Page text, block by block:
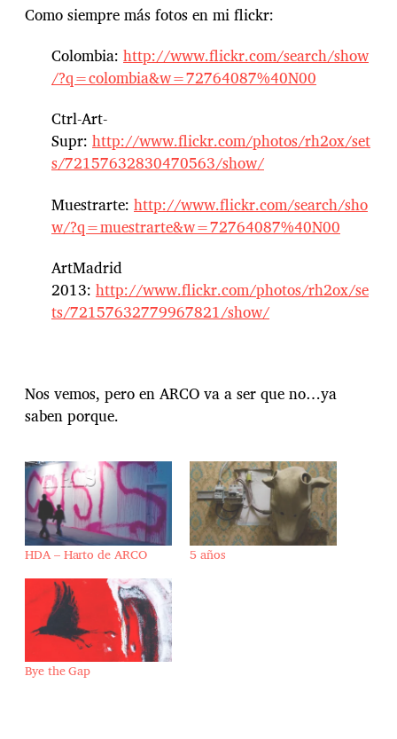
Como siempre más fotos en mi flickr:
Colombia: http://www.flickr.com/search/show
/?q=colombia&w=72764087%40N00
Ctrl-Art-
Supr: http://www.flickr.com/photos/rh2ox/set
s/72157632830470563/show/
Muestrarte: http://www.flickr.com/search/sho
w/?q=muestrarte&w=72764087%40N00
ArtMadrid
2013: http://www.flickr.com/photos/rh2ox/se
ts/72157632779967821/show/
Nos vemos, pero en ARCO va a ser que no…ya
saben porque.
HDA – Harto de ARCO 5 años
Bye the Gap